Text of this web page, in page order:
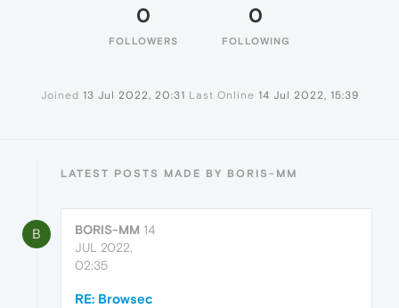
0
FOLLOWERS
0
FOLLOWING
Joined 13 Jul 2022, 20:31 Last Online 14 Jul 2022, 15:39
LATEST POSTS MADE BY BORIS-MM
B BORIS-MM 14
JUL 2022,
02:35
RE: Browsec